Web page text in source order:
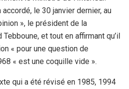
accordé, le 30 janvier dernier, au
», le président de la
et tout en affirmant qu’il
« pour une question de
« est une coquille vide ».
qui a été révisé en 1985, 1994